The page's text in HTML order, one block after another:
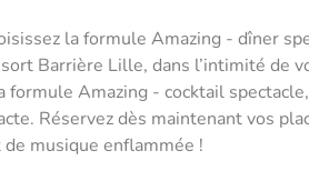
la formule Amazing - dîner
Barrière Lille, dans l’intimité de
Amazing - cocktail
Réservez dès maintenant vos
musique enflammée !